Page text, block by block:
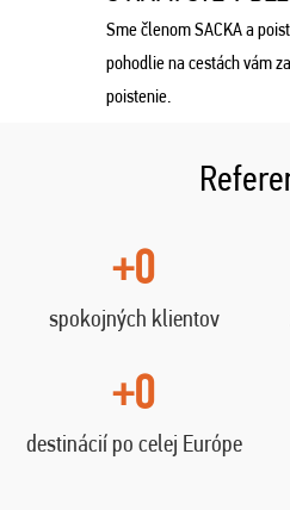
Sme členom SACKA a
pohodlie na cestách vám
poistenie.
+0
spokojných klientov
+0
destinácií po celej Európe